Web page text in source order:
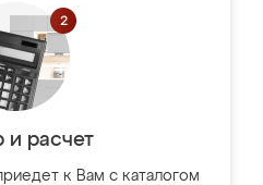
и расчет
к Вам с каталогом